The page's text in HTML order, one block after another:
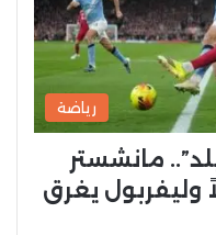
رياضة
مانشستر
وليفربول يغرق